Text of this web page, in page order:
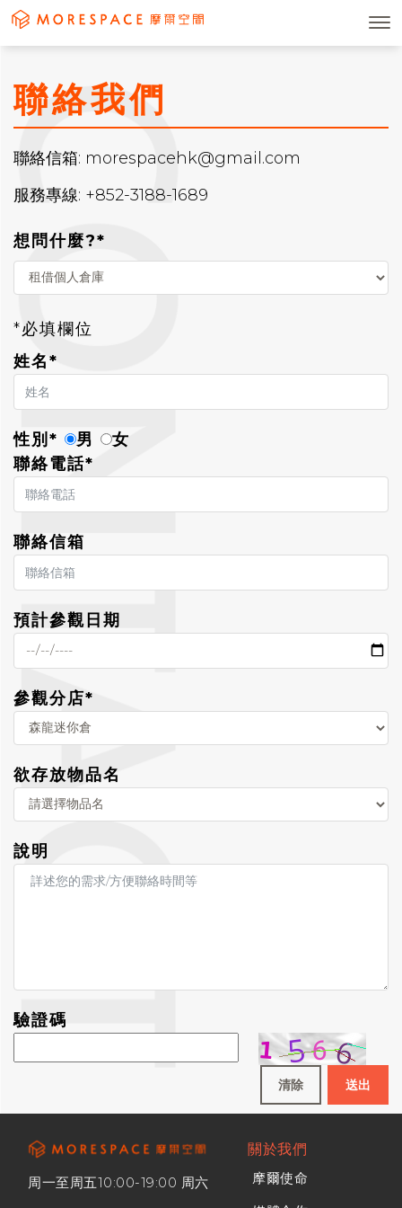
聯絡我們
聯絡信箱: morespacehk@gmail.com
服務專線: +852-3188-1689
想問什麼?*
*必填欄位
姓名*
性別* 男
女
聯絡電話*
聯絡信箱
預計參觀日期
參觀分店*
欲存放物品名
說明
驗證碼
清除 送出
周一至周五10:00-19:00 周六
關於我們
摩爾使命